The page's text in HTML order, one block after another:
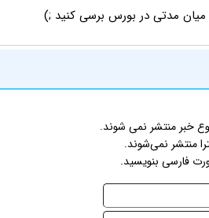
میان مدتی در بورس برسی کنید ;)
خبر منتشر نمی شوند.
منتشر نمی‌شوند.
فارسی بنویسید.